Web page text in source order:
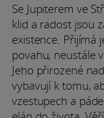
Se Jupiterem ve
klid a radost jsou
existence. Přijímá
povahu, neustále
Jeho přirozené
vybavují k tomu,
vzestupech a